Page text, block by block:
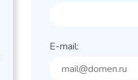
Холодильный
E-mail: